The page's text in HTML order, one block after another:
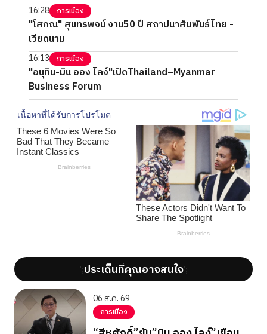
16:28 การเมือง
"โสภณ" สุนทรพจน์ งาน50 ปี สถาปนาสัมพันธ์ไทย -
เวียดนาม
16:13 การเมือง
"อนุทิน-มิน ออง ไลง์"เปิดThailand–Myanmar
Business Forum
';ประเด็นที่คุณอาจสนใจ';
06 ส.ค. 69
การเมือง